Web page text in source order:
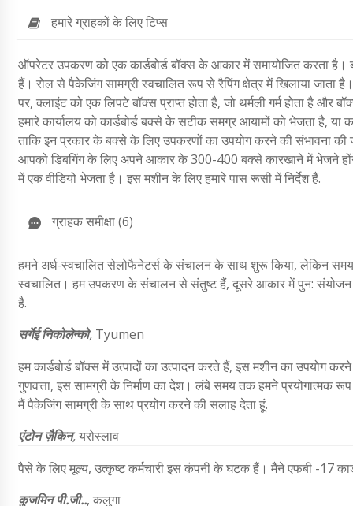
हमारे ग्राहकों के लिए टिप्स
ऑपरेटर उपकरण को एक कार्डबोर्ड बॉक्स के आकार में समायोजित करता
हैं। रोल से पैकेजिंग सामग्री स्वचालित रूप से रैपिंग क्षेत्र में खिलाया
पर, क्लाइंट को एक लिपटे बॉक्स प्राप्त होता है, जो थर्मली गर्म होता है
हमारे कार्यालय को कार्डबोर्ड बक्से के सटीक समग्र आयामों को भेजता है,
ताकि इन प्रकार के बक्से के लिए उपकरणों का उपयोग करने की संभावना
आपको डिबगिंग के लिए अपने आकार के 300-400 बक्से कारखाने में भेजने होंगे।
में एक वीडियो भेजता है। इस मशीन के लिए हमारे पास रूसी में निर्देश हैं.
ग्राहक समीक्षा (6)
हमने अर्ध-स्वचालित सेलोफैनेटर्स के संचालन के साथ शुरू किया, लेकिन
स्वचालित। हम उपकरण के संचालन से संतुष्ट हैं, दूसरे आकार में पुन: संयोजन
है.
सर्गेई निकोलेन्को, Tyumen
हम कार्डबोर्ड बॉक्स में उत्पादों का उत्पादन करते हैं, इस मशीन का उपयोग
गुणवत्ता, इस सामग्री के निर्माण का देश। लंबे समय तक हमने प्रयोगात्मक
मैं पैकेजिंग सामग्री के साथ प्रयोग करने की सलाह देता हूं.
एंटोन ज़ैकिन,यरोस्लाव
पैसे के लिए मूल्य, उत्कृष्ट कर्मचारी इस कंपनी के घटक हैं। मैंने एफबी -17
कुजमिन पी.जी.., कलुगा